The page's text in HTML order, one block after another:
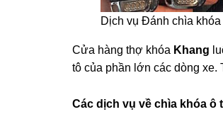
Dịch vụ Đánh chìa khóa
Cửa hàng thợ khóa Khang
tô của phần lớn các dòng xe.
Các dịch vụ về chìa khóa ô